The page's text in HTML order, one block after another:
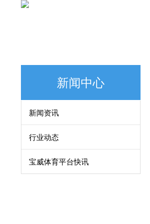
新闻中心
新闻资讯
行业动态
宝威体育平台快讯